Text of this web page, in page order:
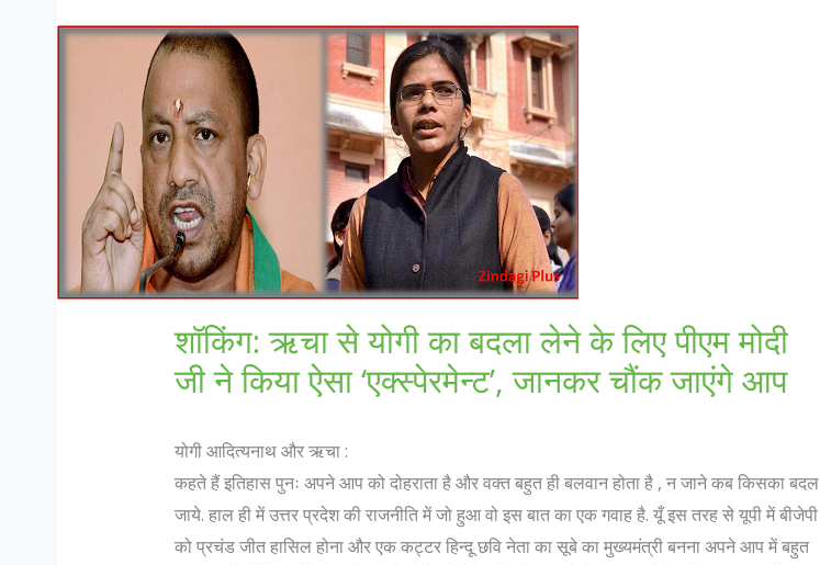
शॉकिंग: ऋचा से योगी का बदला लेने के लिए पीएम मोदी
जी ने किया ऐसा ‘एक्स्पेरमेन्ट’, जानकर चौंक जाएंगे आप
योगी आदित्यनाथ और ऋचा :
कहते हैं इतिहास पुनः अपने आप को दोहराता है और वक्त बहुत ही बलवान होता है , न जाने कब किसका बदल
जाये. हाल ही में उत्तर प्रदेश की राजनीति में जो हुआ वो इस बात का एक गवाह है. यूँ इस तरह से यूपी में बीजेपी
को प्रचंड जीत हासिल होना और एक कट्टर हिन्दू छवि नेता का सूबे का मुख्यमंत्री बनना अपने आप में बहुत